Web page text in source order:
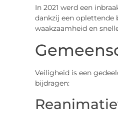
In 2021 werd een
dankzij een
waakzaamheid en
Veiligheid is een
bijdragen: